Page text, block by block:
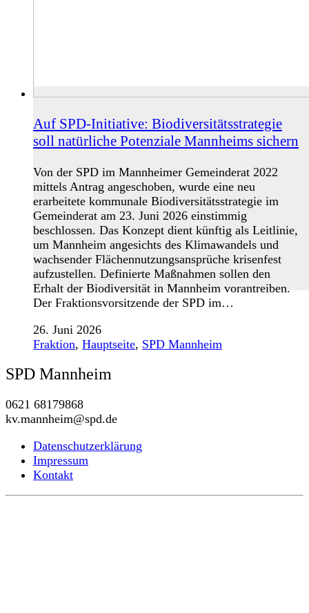
Auf SPD-Initiative: Biodiversitätsstrategie
soll natürliche Potenziale Mannheims sichern
Von der SPD im Mannheimer Gemeinderat 2022
mittels Antrag angeschoben, wurde eine neu
erarbeitete kommunale Biodiversitätsstrategie im
Gemeinderat am 23. Juni 2026 einstimmig
beschlossen. Das Konzept dient künftig als Leitlinie,
um Mannheim angesichts des Klimawandels und
wachsender Flächennutzungsansprüche krisenfest
aufzustellen. Definierte Maßnahmen sollen den
Erhalt der Biodiversität in Mannheim vorantreiben.
Der Fraktionsvorsitzende der SPD im…
26. Juni 2026
Fraktion, Hauptseite, SPD Mannheim
SPD Mannheim
0621 68179868
kv.mannheim@spd.de
Datenschutzerklärung
Impressum
Kontakt